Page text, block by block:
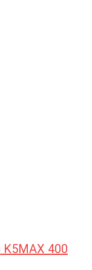
K5MAX 400